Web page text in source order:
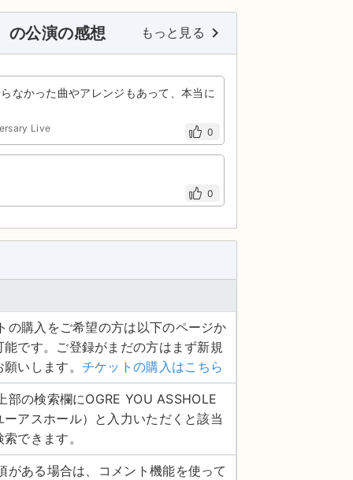
の公演の感想 もっと見る keyboard_arrow_right
なかった曲やアレンジもあって、本当に
Live 0
0
の購入をご希望の方は以下のページか
能です。ご登録がまだの方はまず新規
いします。 チケットの購入はこちら
部の検索欄にOGRE YOU ASSHOLE
ーアスホール）と入力いただくと該当
できます。
がある場合は、コメント機能を使って